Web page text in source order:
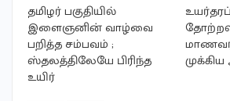
தமிழர் பகுதியில்
இளைஞனின் வாழ்வை
பறித்த சம்பவம் ;
ஸ்தலத்திலேயே பிரிந்த
உயிர்